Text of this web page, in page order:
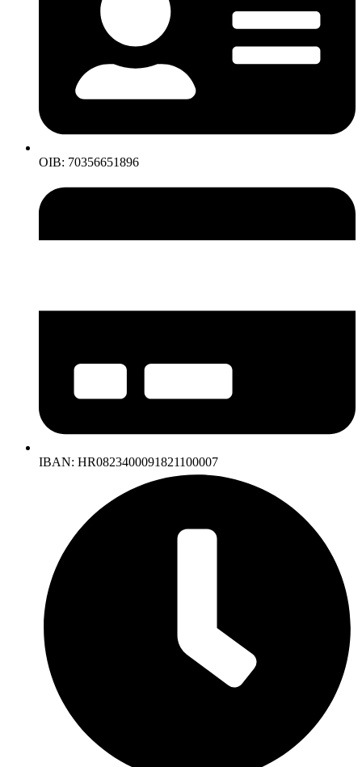
OIB: 70356651896
IBAN: HR0823400091821100007